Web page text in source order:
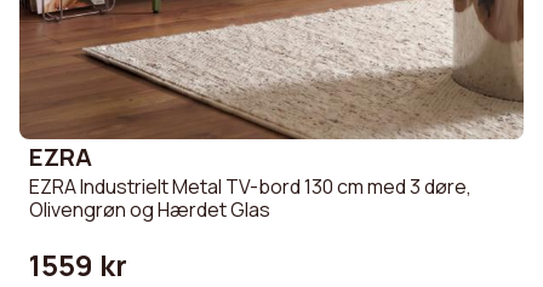
EZRA
EZRA Industrielt Metal TV-bord 130 cm med 3 døre,
Olivengrøn og Hærdet Glas
1559 kr